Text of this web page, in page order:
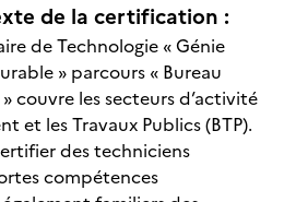
de la certification :
de Technologie « Génie
» parcours « Bureau
couvre les secteurs d’activité
et les Travaux Publics (BTP).
des techniciens
compétences